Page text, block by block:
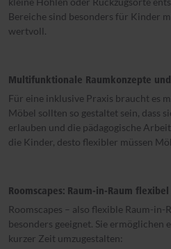
Bereiche sind besonders für Kinder
wertvoll.
Multifunktionale Raumkonzepte
Für eine inklusive Praxis braucht es
Möbel sollten so gestaltet sein, dass
erlauben und die pädagogische
die Kinder, desto flexibler müssen
Roomscapes: Raum-in-Raum
Roomscapes – also flexible Raum-
besonders geeignet. Sie ermöglichen
kurzer Zeit umzugestalten: